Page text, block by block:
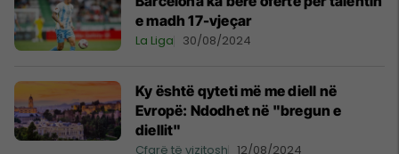
e madh 17-vjeçar
La Liga 30/08/2024
Ky është qyteti më me diell në
Evropë: Ndodhet në "bregun e
diellit"
Çfarë të vizitosh 12/08/2024